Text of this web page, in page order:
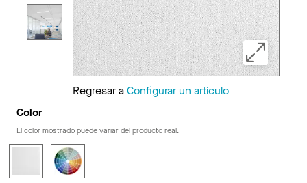
Regresar aConfigurar un artículo
Color
El color mostrado puede variar del producto real.